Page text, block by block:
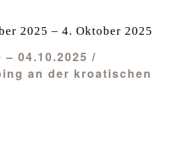
– 04.10.2025 /
an der kroatischen
2025 – 4. Oktober 2025